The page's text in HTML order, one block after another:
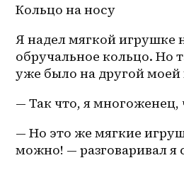
Кольцо на носу
Я надел мягкой игрушке
обручальное кольцо. Но
уже было на другой
— Так что, я многоженец,
— Но это же мягкие
можно! — разговаривал я